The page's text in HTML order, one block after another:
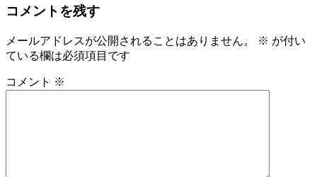
コメントを残す
メールアドレスが公開されることはありません。 ※ が付い
ている欄は必須項目です
コメント ※